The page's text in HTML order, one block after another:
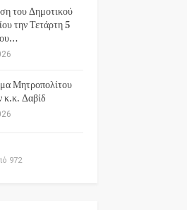
του Δημοτικού
την Τετάρτη 5
Μητροπολίτου
κ.κ. Δαβίδ
972